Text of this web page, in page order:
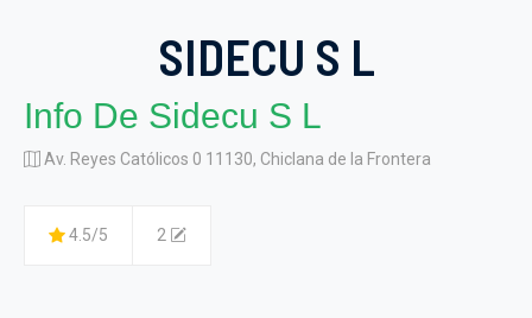
SIDECU S L
Info De Sidecu S L
Av. Reyes Católicos 0 11130, Chiclana de la Frontera
4.5/5 2